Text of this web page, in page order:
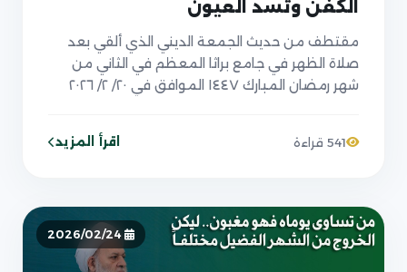
الكفن وتُسد العيون
مقتطف من حديث الجمعة الديني الذي ألقي بعد
صلاة الظهر في جامع براثا المعظم في الثاني من
شهر رمضان المبارك ١٤٤٧ الموافق في ٢٠/ ٢/ ٢٠٢٦
541 قراءة اقرأ المزيد